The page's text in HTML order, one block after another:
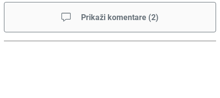
Prikaži komentare (2)